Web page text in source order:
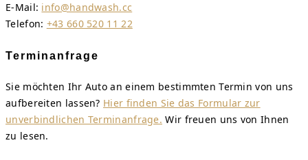
E-Mail: info@handwash.cc
Telefon: +43 660 520 11 22
Terminanfrage
Sie möchten Ihr Auto an einem bestimmten Termin von uns
aufbereiten lassen? Hier finden Sie das Formular zur
unverbindlichen Terminanfrage. Wir freuen uns von Ihnen
zu lesen.